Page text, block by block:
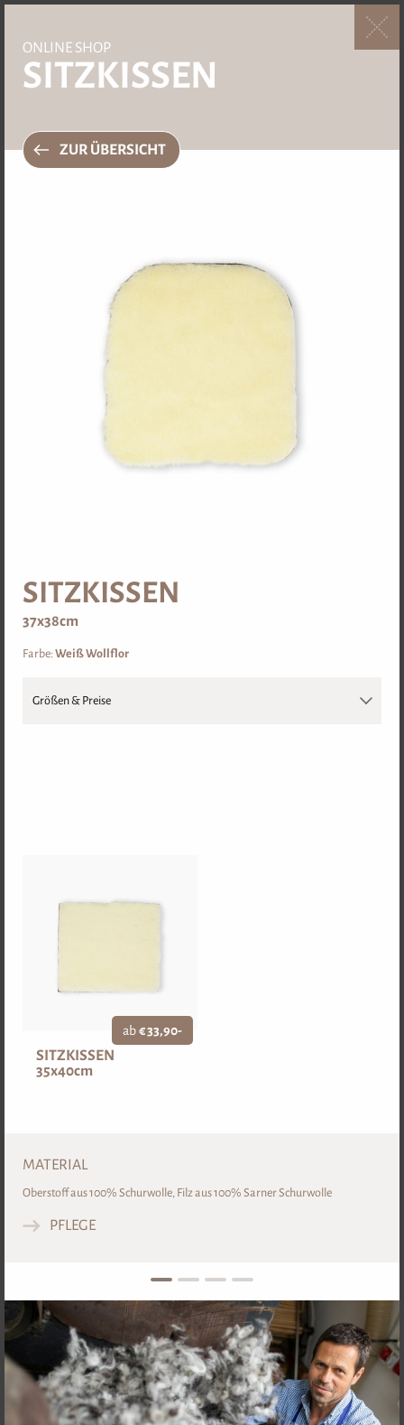
SITZKISSEN
ONLINE SHOP
ZUR ÜBERSICHT
SITZKISSEN
37x38cm
Farbe: Weiß Wollflor
ab€ 33,90-
SITZKISSEN
35x40cm
MATERIAL
Oberstoff aus 100% Schurwolle, Filz aus 100% Sarner Schurwolle
PFLEGE
1 2 3 4
SARNER JANGGER
WOHNEN & SCHLAFEN
ZUM SHOP ZUM SHOP
SCHURWOLLUNTERBETT NATURFELL